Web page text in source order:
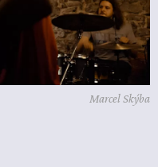
Marcel Skýba